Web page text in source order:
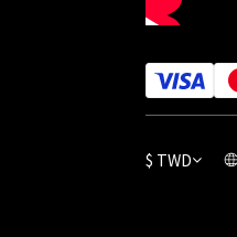
$ TWD